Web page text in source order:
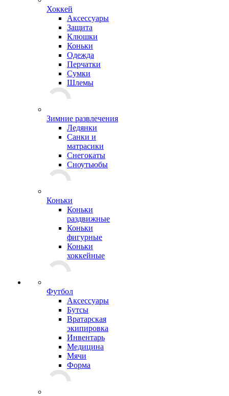
Хоккей
Аксессуары
Защита
Клюшки
Коньки
Одежда
Перчатки
Сумки
Шлемы
Зимние развлечения
Ледянки
Санки и
матрасики
Снегокаты
Сноутьюбы
Коньки
Коньки
раздвижные
Коньки
фигурные
Коньки
хоккейные
Футбол
Аксессуары
Бутсы
Вратарская
экипировка
Инвентарь
Медицина
Мячи
Форма